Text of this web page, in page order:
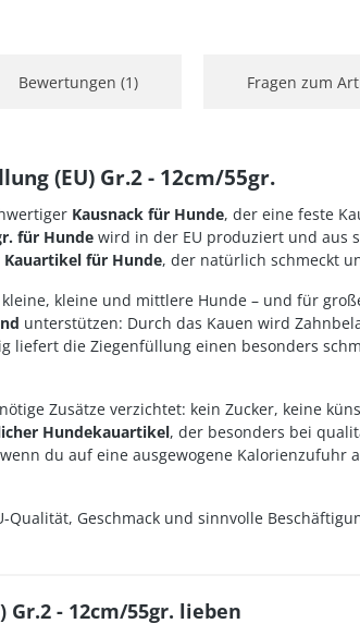
Bewertungen (1) Fragen zum
(EU) Gr.2 - 12cm/55gr.
Kausnack für Hunde, der eine feste
für Hunde wird in der EU produziert und aus
Kauartikel für Hunde, der natürlich schmeckt
kleine und mittlere Hunde – und für
unterstützen: Durch das Kauen wird
die Ziegenfüllung einen besonders
Zusätze verzichtet: kein Zucker, keine
Hundekauartikel, der besonders bei
du auf eine ausgewogene Kalorienzufuhr
Qualität, Geschmack und sinnvolle
- 12cm/55gr. lieben